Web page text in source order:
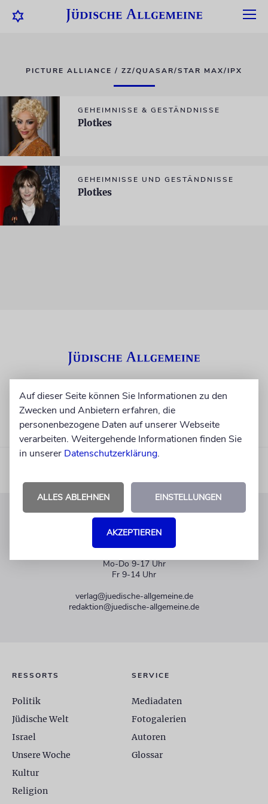
PICTURE ALLIANCE / ZZ/QUASAR/STAR MAX/IPX
GEHEIMNISSE & GESTÄNDNISSE
Plotkes
GEHEIMNISSE UND GESTÄNDNISSE
Plotkes
KUNDENSERVICE
Mo-Do 9-17 Uhr
Fr 9-14 Uhr
verlag@juedische-allgemeine.de
redaktion@juedische-allgemeine.de
RESSORTS
Politik
Jüdische Welt
Israel
Unsere Woche
Kultur
Religion
SERVICE
Mediadaten
Fotogalerien
Autoren
Glossar
Auf dieser Seite können Sie Informationen zu den
Zwecken und Anbietern erfahren, die
personenbezogene Daten auf unserer Webseite
verarbeiten. Weitergehende Informationen finden Sie
in unserer Datenschutzerklärung.
ALLES ABLEHNEN EINSTELLUNGEN
AKZEPTIEREN